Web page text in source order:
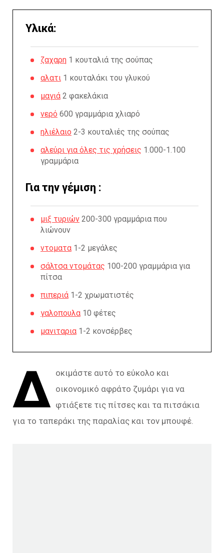
Υλικά:
ζαχαρη 1 κουταλιά της σούπας
αλατι 1 κουταλάκι του γλυκού
μαγιά 2 φακελάκια
νερό 600 γραμμάρια χλιαρό
ηλιέλαιο 2-3 κουταλιές της σούπας
αλεύρι για όλες τις χρήσεις 1.000-1.100
γραμμάρια
Για την γέμιση :
μιξ τυριών 200-300 γραμμάρια που
λιώνουν
ντοματα 1-2 μεγάλες
σάλτσα ντομάτας 100-200 γραμμάρια για
πίτσα
πιπεριά 1-2 χρωματιστές
γαλοπουλα 10 φέτες
μανιταρια 1-2 κονσέρβες
Δ οκιμάστε αυτό το εύκολο και
οικονομικό αφράτο ζυμάρι για να
φτιάξετε τις πίτσες και τα πιτσάκια
για το ταπεράκι της παραλίας και τον μπουφέ.